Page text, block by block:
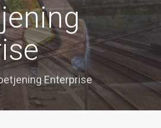
Enterprise